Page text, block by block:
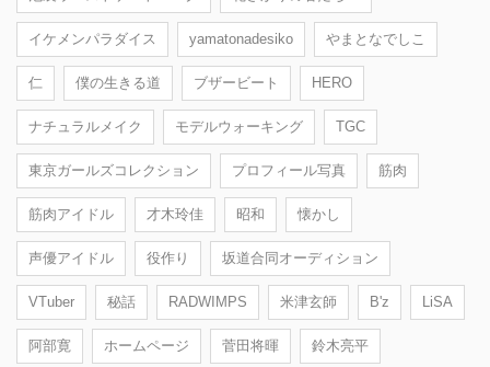
イケメンパラダイス yamatonadesiko やまとなでしこ
仁 僕の生きる道 ブザービート HERO
ナチュラルメイク モデルウォーキング TGC
東京ガールズコレクション プロフィール写真 筋肉
筋肉アイドル 才木玲佳 昭和 懐かし
声優アイドル 役作り 坂道合同オーディション
VTuber 秘話 RADWIMPS 米津玄師 B'z LiSA
阿部寛 ホームページ 菅田将暉 鈴木亮平